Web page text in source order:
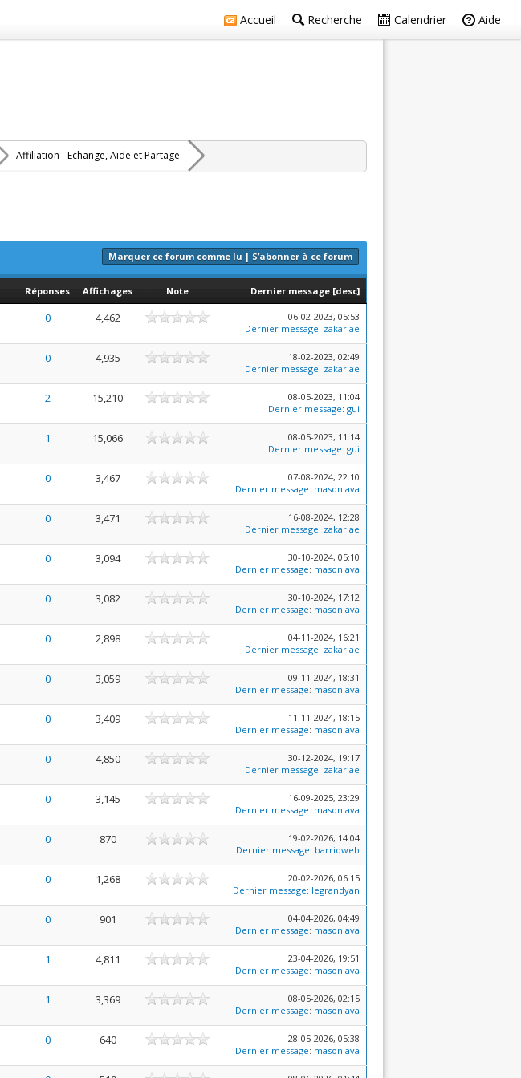
Accueil Recherche Calendrier Aide
Affiliation - Echange, Aide et Partage
Marquer ce forum comme lu | S’abonner à ce forum
Réponses Affichages Note Dernier message [desc]
0 4,462
06-02-2023, 05:53
Dernier message: zakariae
0 4,935
18-02-2023, 02:49
Dernier message: zakariae
2 15,210
08-05-2023, 11:04
Dernier message: gui
1 15,066
08-05-2023, 11:14
Dernier message: gui
0 3,467
07-08-2024, 22:10
Dernier message: masonlava
0 3,471
16-08-2024, 12:28
Dernier message: zakariae
0 3,094
30-10-2024, 05:10
Dernier message: masonlava
0 3,082
30-10-2024, 17:12
Dernier message: masonlava
0 2,898
04-11-2024, 16:21
Dernier message: zakariae
0 3,059
09-11-2024, 18:31
Dernier message: masonlava
0 3,409
11-11-2024, 18:15
Dernier message: masonlava
0 4,850
30-12-2024, 19:17
Dernier message: zakariae
0 3,145
16-09-2025, 23:29
Dernier message: masonlava
0 870
19-02-2026, 14:04
Dernier message: barrioweb
0 1,268
20-02-2026, 06:15
Dernier message: legrandyan
0 901
04-04-2026, 04:49
Dernier message: masonlava
1 4,811
23-04-2026, 19:51
Dernier message: masonlava
1 3,369
08-05-2026, 02:15
Dernier message: masonlava
0 640
28-05-2026, 05:38
Dernier message: masonlava